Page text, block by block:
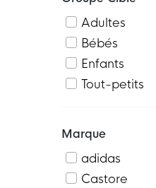
Adultes
Bébés
Enfants
Tout-petits
Marque
adidas
Castore